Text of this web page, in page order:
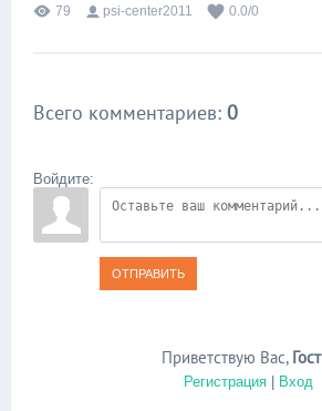
79 psi-center2011 0.0/0
Всего комментариев: 0
Войдите:
ОТПРАВИТЬ
Приветствую Вас,
Регистрация| Вход